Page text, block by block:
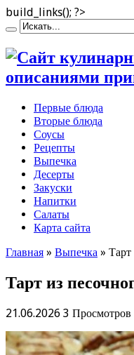
build_links(); ?>
описаниями
Первые блюда
Вторые блюда
Соусы
Рецепты
Выпечка
Десерты
Закуски
Напитки
Салаты
Карта сайта
Главная » Выпечка » Тарт
Тарт из
21.06.2026 3 Просмотров